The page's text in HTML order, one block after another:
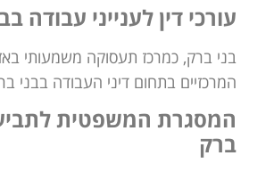
עורכי דין לענייני
בני ברק, כמרכז תעסוקה משמעותי
המרכזיים בתחום דיני העבודה בבני
המסגרת המשפטית
ברק